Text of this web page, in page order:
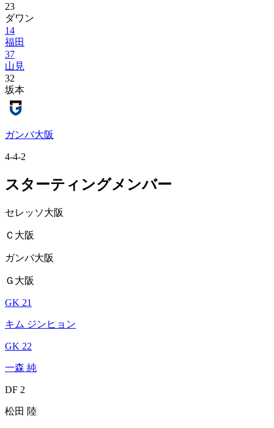
23
ダワン
14
福田
37
山見
32
坂本
ガンバ大阪
4-4-2
スターティングメンバー
セレッソ大阪
Ｃ大阪
ガンバ大阪
Ｇ大阪
GK 21
キム ジンヒョン
GK 22
一森 純
DF 2
松田 陸